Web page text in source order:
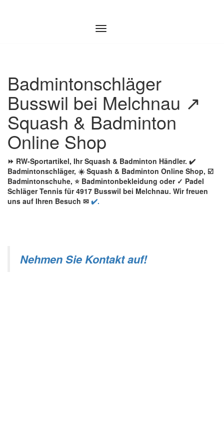
Badmintonschläger
Busswil bei Melchnau ↗️
Squash & Badminton
Online Shop
⏩ RW-Sportartikel, Ihr Squash & Badminton Händler. ✔️
Badmintonschläger, ☀️ Squash & Badminton Online Shop, ☑️
Badmintonschuhe, ⭐ Badmintonbekleidung oder ✓ Padel
Schläger Tennis für 4917 Busswil bei Melchnau. Wir freuen
uns auf Ihren Besuch ✉ ✔️.
Nehmen Sie Kontakt auf!